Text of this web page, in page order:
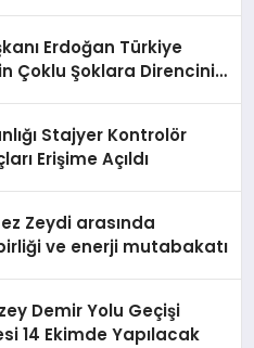
Erdoğan Türkiye
Çoklu Şoklara Direncini
Stajyer Kontrolör
Erişime Açıldı
Zeydi arasında
ve enerji mutabakatı
Demir Yolu Geçişi
14 Ekimde Yapılacak